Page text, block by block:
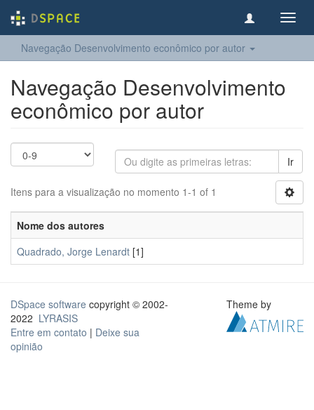
Navegação Desenvolvimento econômico por autor
Navegação Desenvolvimento
econômico por autor
Ir
Itens para a visualização no momento 1-1 of 1
Nome dos autores
Quadrado, Jorge Lenardt [1]
DSpace software copyright © 2002-
2022 LYRASIS
Entre em contato | Deixe sua
opinião
Theme by